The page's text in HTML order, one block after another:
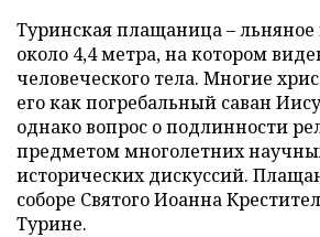
Туринская плащаница –
около 4,4 метра, на котором
человеческого тела. Многие
его как погребальный саван
однако вопрос о подлинности
предметом многолетних
исторических дискуссий.
соборе Святого Иоанна
Турине.